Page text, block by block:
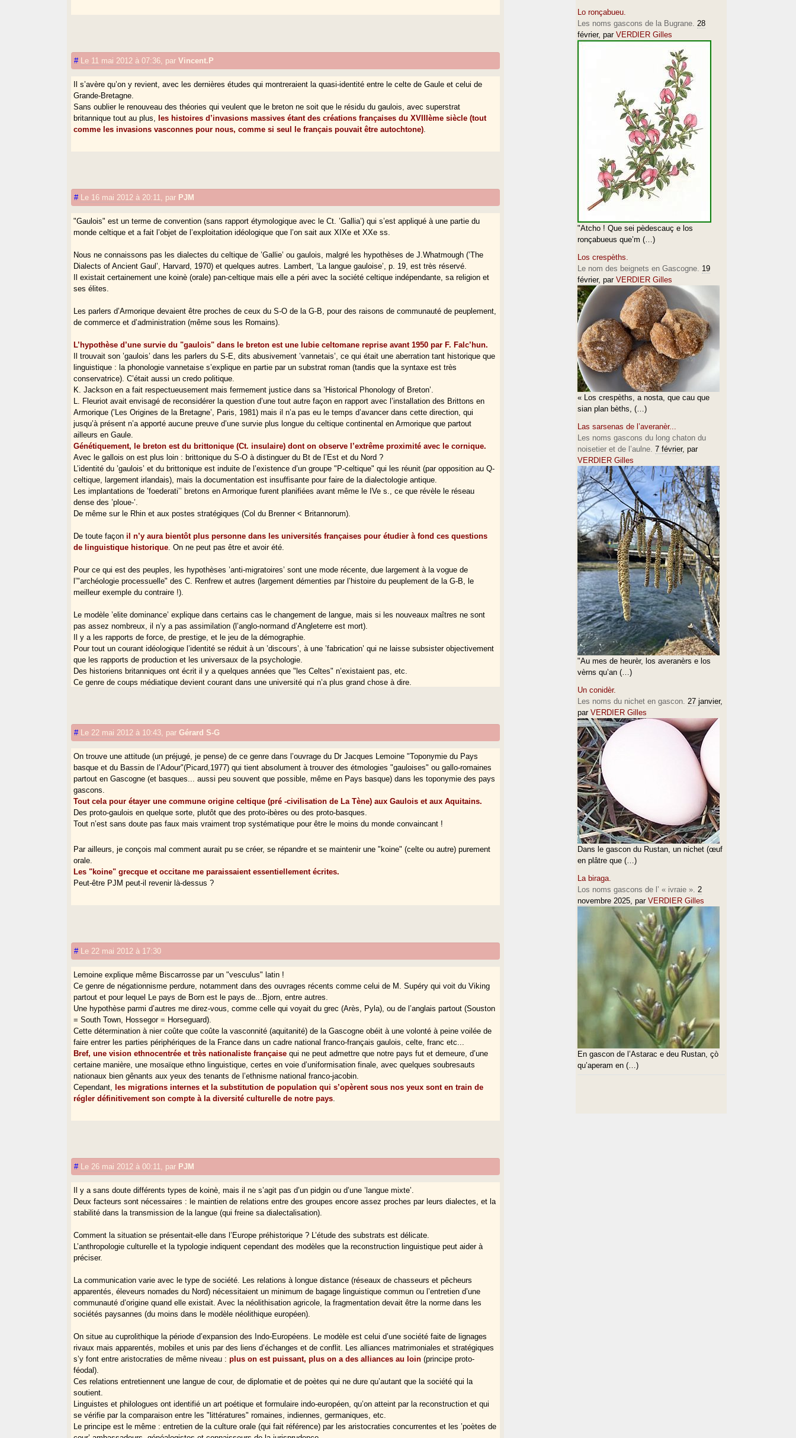
# Le 11 mai 2012 à 07:36 parVincent.P
Il s’avère qu’on y revient, avec les dernières études qui montreraient la quasi-identité entre le celte de Gaule et celui de
Grande-Bretagne.
Sans oublier le renouveau des théories qui veulent que le breton ne soit que le résidu du gaulois, avec superstrat
britannique tout au plus,les histoires d’invasions massives étant des créations françaises du XVIIIème siècle (tout
comme les invasions vasconnes pour nous, comme si seul le français pouvait être autochtone)
# Le 16 mai 2012 à 20:11 par PJM
"Gaulois" est un terme de convention (sans rapport étymologique avec le Ct. ’Gallia’) qui s’est appliqué à une partie du
monde celtique et a fait l’objet de l’exploitation idéologique que l’on sait aux XIXe et XXe ss.
Nous ne connaissons pas les dialectes du celtique de ’Gallie’ ou gaulois, malgré les hypothèses de J.Whatmough (’The
Dialects of Ancient Gaul’, Harvard, 1970) et quelques autres. Lambert, ’La langue gauloise’, p. 19, est très réservé.
Il existait certainement une koinè (orale) pan-celtique mais elle a péri avec la société celtique indépendante, sa religion et
ses élites.
Les parlers d’Armorique devaient être proches de ceux du S-O de la G-B, pour des raisons de communauté de peuplement,
de commerce et d’administration (même sous les Romains).
L’hypothèse d’une survie du "gaulois" dans le breton est une lubie celtomane reprise avant 1950 par F. Falc’hun.
Il trouvait son ’gaulois’ dans les parlers du S-E, dits abusivement ’vannetais’, ce qui était une aberration tant historique que
linguistique : la phonologie vannetaise s’explique en partie par un substrat roman (tandis que la syntaxe est très
conservatrice). C’était aussi un credo politique.
K. Jackson en a fait respectueusement mais fermement justice dans sa ’Historical Phonology of Breton’.
L. Fleuriot avait envisagé de reconsidérer la question d’une tout autre façon en rapport avec l’installation des Brittons en
Armorique (’Les Origines de la Bretagne’, Paris, 1981) mais il n’a pas eu le temps d’avancer dans cette direction, qui
jusqu’à présent n’a apporté aucune preuve d’une survie plus longue du celtique continental en Armorique que partout
ailleurs en Gaule.
Génétiquement, le breton est du brittonique (Ct. insulaire) dont on observe l’extrême proximité avec le cornique.
Avec le gallois on est plus loin : brittonique du S-O à distinguer du Bt de l’Est et du Nord ?
L’identité du ’gaulois’ et du brittonique est induite de l’existence d’un groupe "P-celtique" qui les réunit (par opposition au Q-
celtique, largement irlandais), mais la documentation est insuffisante pour faire de la dialectologie antique.
Les implantations de ’foederati’’ bretons en Armorique furent planifiées avant même le IVe s., ce que révèle le réseau
dense des ’ploue-’.
De même sur le Rhin et aux postes stratégiques (Col du Brenner < Britannorum).
De toute façonil n’y aura bientôt plus personne dans les universités françaises pour étudier à fond ces questions
de linguistique historique . On ne peut pas être et avoir été.
Pour ce qui est des peuples, les hypothèses ’anti-migratoires’ sont une mode récente, due largement à la vogue de
l’"archéologie processuelle" des C. Renfrew et autres (largement démenties par l’histoire du peuplement de la G-B, le
meilleur exemple du contraire !).
Le modèle ’elite dominance’ explique dans certains cas le changement de langue, mais si les nouveaux maîtres ne sont
pas assez nombreux, il n’y a pas assimilation (l’anglo-normand d’Angleterre est mort).
Il y a les rapports de force, de prestige, et le jeu de la démographie.
Pour tout un courant idéologique l’identité se réduit à un ’discours’, à une ’fabrication’ qui ne laisse subsister objectivement
que les rapports de production et les universaux de la psychologie.
Des historiens britanniques ont écrit il y a quelques années que "les Celtes" n’existaient pas, etc.
Ce genre de coups médiatique devient courant dans une université qui n’a plus grand chose à dire.
voire Hugues Capet) et qu’ils n’y ait pas eu de Français sous Jules César.
langues, de la tradition, et bien sur du stock génétique.
C’est ce qui donne à l’Europe ses caractéristiques communes (voir K. H. Boettcher, ’Der Ursprung Europas’, Sankt-Ingbert,
2OOO s. et E. Anati, ’L’odyssée des premiers Européens’, Paris).
Il faut seulement périodiser, relativiser et apprécier les dfférentes dimensions en jeu.
La définition d’un peuple n’est pas arbitraire, elle est cumulative et sélective, naturelle et culturelle. Le sentiment et
l’imaginaire contribuent à cette objectivation. On peut toujours la contester et vouloir la dissoudre.
Répondons ceci, qui a déjà servi :
"Bretons, Gascons, Hispaniques, étaient déjà des noms illustres mille ans avant que le nom de France ne fût patoisé". Ou
la réponse du Basque à ce noble qui se flattait de l’ancienneté de sa famille : "Oh, nous, Monsieur, nous ne datons plus..."
Effet garanti.
# Le 22 mai 2012 à 10:43 parGérard S-G
On trouve une attitude (un préjugé, je pense) de ce genre dans l’ouvrage du Dr Jacques Lemoine "Toponymie du Pays
basque et du Bassin de l’Adour"(Picard,1977) qui tient absolument à trouver des étmologies "gauloises" ou gallo-romaines
partout en Gascogne (et basques... aussi peu souvent que possible, même en Pays basque) dans les toponymie des pays
gascons.
Tout cela pour étayer une commune origine celtique (pré -civilisation de La Tène) aux Gaulois et aux Aquitains.
Des proto-gaulois en quelque sorte, plutôt que des proto-ibères ou des proto-basques.
Tout n’est sans doute pas faux mais vraiment trop systématique pour être le moins du monde convaincant !
Par ailleurs, je conçois mal comment aurait pu se créer, se répandre et se maintenir une "koine" (celte ou autre) purement
orale.
Les "koine" grecque et occitane me paraissaient essentiellement écrites.
Peut-être PJM peut-il revenir là-dessus ?
# Le 22 mai 2012 à 17:30
Lemoine explique même Biscarrosse par un "vesculus" latin !
Ce genre de négationnisme perdure, notamment dans des ouvrages récents comme celui de M. Supéry qui voit du Viking
partout et pour lequel Le pays de Born est le pays de...Bjorn, entre autres.
Une hypothèse parmi d’autres me direz-vous, comme celle qui voyait du grec (Arès, Pyla), ou de l’anglais partout (Souston
= South Town, Hossegor = Horseguard).
Cette détermination à nier coûte que coûte la vasconnité (aquitanité) de la Gascogne obéit à une volonté à peine voilée de
faire entrer les parties périphériques de la France dans un cadre national franco-français gaulois, celte, franc etc...
Bref, une vision ethnocentrée et très nationaliste française qui ne peut admettre que notre pays fut et demeure, d’une
certaine manière, une mosaïque ethno linguistique, certes en voie d’uniformisation finale, avec quelques soubresauts
nationaux bien gênants aux yeux des tenants de l’ethnisme national franco-jacobin.
Cependant,les migrations internes et la substitution de population qui s’opèrent sous nos yeux sont en train de
régler définitivement son compte à la diversité culturelle de notre pays
# Le 26 mai 2012 à 00:11 par PJM
Il y a sans doute différents types de koinè, mais il ne s’agit pas d’un pidgin ou d’une ’langue mixte’.
Deux facteurs sont nécessaires : le maintien de relations entre des groupes encore assez proches par leurs dialectes, et la
stabilité dans la transmission de la langue (qui freine sa dialectalisation).
Comment la situation se présentait-elle dans l’Europe préhistorique ? L’étude des substrats est délicate.
L’anthropologie culturelle et la typologie indiquent cependant des modèles que la reconstruction linguistique peut aider à
préciser.
La communication varie avec le type de société. Les relations à longue distance (réseaux de chasseurs et pêcheurs
apparentés, éleveurs nomades du Nord) nécessitaient un minimum de bagage linguistique commun ou l’entretien d’une
communauté d’origine quand elle existait. Avec la néolithisation agricole, la fragmentation devait être la norme dans les
sociétés paysannes (du moins dans le modèle néolithique européen).
On situe au cuprolithique la période d’expansion des Indo-Européens. Le modèle est celui d’une société faite de lignages
rivaux mais apparentés, mobiles et unis par des liens d’échanges et de conflit. Les alliances matrimoniales et stratégiques
s’y font entre aristocraties de même niveau :plus on est puissant, plus on a des alliances au loin (principe proto-
féodal).
Ces relations entretiennent une langue de cour, de diplomatie et de poètes qui ne dure qu’autant que la société qui la
soutient.
Linguistes et philologues ont identifié un art poétique et formulaire indo-européen, qu’on atteint par la reconstruction et qui
se vérifie par la comparaison entre les "littératures" romaines, indiennes, germaniques, etc.
Le principe est le même : entretien de la culture orale (qui fait référence) par les aristocraties concurrentes et les ’poètes de
Lo ronçabueu.
Les noms gascons de la Bugrane. 28
février, par VERDIER Gilles
"Atcho ! Que sei pèdescauç e los
ronçabueus que’m (…)
Los crespèths.
Le nom des beignets en Gascogne. 19
février, par VERDIER Gilles
« Los crespèths, a nosta, que cau que
sian plan bèths, (…)
Las sarsenas de l’averanèr...
Les noms gascons du long chaton du
noisetier et de l’aulne. 7 février, par
VERDIER Gilles
"Au mes de heurèr, los averanèrs e los
vèrns qu’an (…)
Un conidèr.
Les noms du nichet en gascon. 27 janvier,
par VERDIER Gilles
Dans le gascon du Rustan, un nichet (œuf
en plâtre que (…)
La biraga.
Los noms gascons de l’ « ivraie ». 2
novembre 2025, par VERDIER Gilles
En gascon de l’Astarac e deu Rustan, çò
qu’aperam en (…)